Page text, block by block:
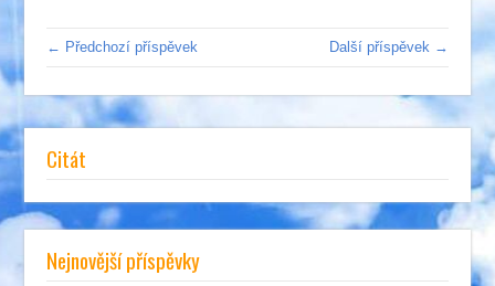
← Předchozí příspěvek Další příspěvek →
Citát
Nejnovější příspěvky